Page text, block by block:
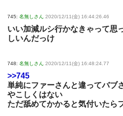
745: 名無しさん 2020/12/11(金) 16:44:26.46
いい加減ルシ行かなきゃって思
しいんだっけ
748: 名無しさん 2020/12/11(金) 16:48:24.77
>>745
単純にファーさんと違ってバブ
やこしくはない
ただ舐めてかかると気付いたら